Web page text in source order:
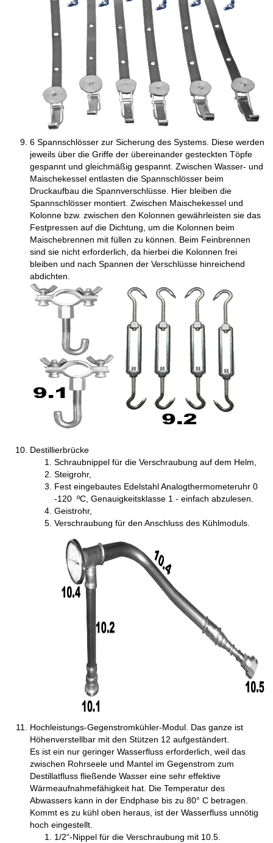
6 Spannschlösser zur Sicherung des Systems. Diese werden
jeweils über die Griffe der übereinander gesteckten Töpfe
gespannt und gleichmäßig gespannt. Zwischen Wasser- und
Maischekessel entlasten die Spannschlösser beim
Druckaufbau die Spannverschlüsse. Hier bleiben die
Spannschlösser montiert. Zwischen Maischekessel und
Kolonne bzw. zwischen den Kolonnen gewährleisten sie das
Festpressen auf die Dichtung, um die Kolonnen beim
Maischebrennen mit füllen zu können. Beim Feinbrennen
sind sie nicht erforderlich, da hierbei die Kolonnen frei
bleiben und nach Spannen der Verschlüsse hinreichend
abdichten.
Destillierbrücke
Schraubnippel für die Verschraubung auf dem Helm,
Steigrohr,
Fest eingebautes Edelstahl Analogthermometeruhr 0
-120 ºC, Genauigkeitsklasse 1 - einfach abzulesen.
Geistrohr,
Verschraubung für den Anschluss des Kühlmoduls.
Hochleistungs-Gegenstromkühler-Modul. Das ganze ist
Höhenverstellbar mit den Stützen 12 aufgeständert.
Es ist ein nur geringer Wasserfluss erforderlich, weil das
zwischen Rohrseele und Mantel im Gegenstrom zum
Destillatfluss fließende Wasser eine sehr effektive
Wärmeaufnahmefähigkeit hat. Die Temperatur des
Abwassers kann in der Endphase bis zu 80° C betragen.
Kommt es zu kühl oben heraus, ist der Wasserfluss unnötig
hoch eingestellt.
1/2“-Nippel für die Verschraubung mit 10.5.